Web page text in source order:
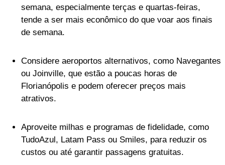
semana, especialmente terças e quartas-feiras,
tende a ser mais econômico do que voar aos finais
de semana.
Considere aeroportos alternativos, como Navegantes
ou Joinville, que estão a poucas horas de
Florianópolis e podem oferecer preços mais
atrativos.
Aproveite milhas e programas de fidelidade, como
TudoAzul, Latam Pass ou Smiles, para reduzir os
custos ou até garantir passagens gratuitas.